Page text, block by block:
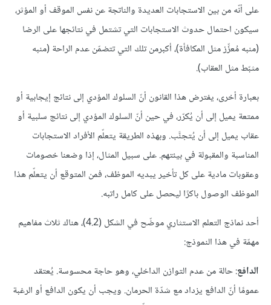
على أنّه من بين الاستجابات العديدة والناتجة عن نفس الموقف أو المؤثر،
سيكون احتمال حدوث الاستجابات التي تشتمل في نتائجها على الرضا
(منبه مُعزِّز مثل المكافأة)، أكبرمن تلك التي تتضمّن عدم الراحة (منبه
مثبّط مثل العقاب).
بعبارة أخرى، يفترض هذا القانون أنّ السلوك المؤدي إلى نتائج إيجابية أو
ممتعة يميل إلى أن يُكرّر، في حين أنّ السلوك المؤدي إلى نتائج سلبية أو
عقاب يميل إلى أن يُتجنَّب. وبهذه الطريقة يتعلّم الأفراد الاستجابات
المناسبة والمقبولة في بيئتهم. على سبيل المثال، إذا وضعنا خصومات
وعقوبات مادية على كل تأخير يبديه الموظف، فمن المتوقع أن يتعلّم هذا
الموظف الوصول باكرًا ليحصل على كامل راتبه.
أحد نماذج التعلم الاستثاري موضّح في الشكل (4.2)، هناك ثلاث مفاهيم
مهمّة في هذا النموذج:
الدافع: حالة من عدم التوازن الداخلي، وهو حاجة محسوسة. يُعتقد
عمومًا أنّ الدافع يزداد مع شدّة الحرمان. ويجب أن يكون الدافع أو الرغبة